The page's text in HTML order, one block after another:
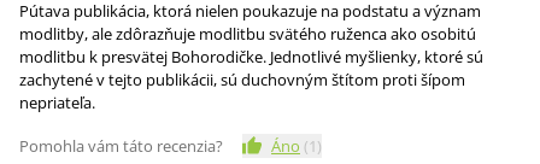
Pútava publikácia, ktorá nielen poukazuje na podstatu a význam
modlitby, ale zdôrazňuje modlitbu svätého ruženca ako osobitú
modlitbu k presvätej Bohorodičke. Jednotlivé myšlienky, ktoré sú
zachytené v tejto publikácii, sú duchovným štítom proti šípom
nepriateľa.
Pomohla vám táto recenzia?
Áno (1)